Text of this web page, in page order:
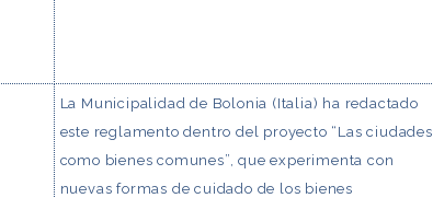
La Municipalidad de Bolonia (Italia) ha redactado
este reglamento dentro del proyecto “Las ciudades
como bienes comunes”, que experimenta con
nuevas formas de cuidado de los bienes